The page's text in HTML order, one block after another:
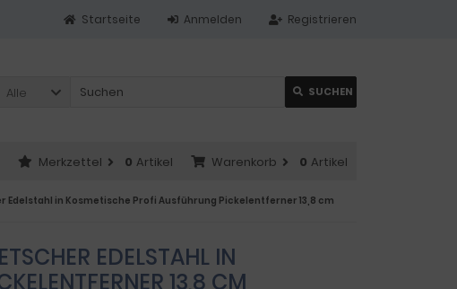
Registrieren
Anmelden
Startseite
Alle SUCHEN
Warenkorb 0 Artikel
Merkzettel 0 Artikel
in Kosmetische Profi Ausführung Pickelentferner 13,8 cm
EDELSTAHL IN
13,8 CM